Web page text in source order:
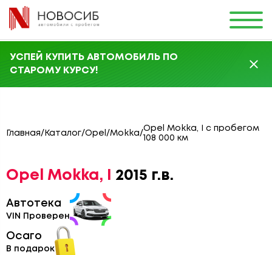
УСПЕЙ КУПИТЬ АВТОМОБИЛЬ ПО
СТАРОМУ КУРСУ!
Главная/ Каталог/Opel /Mokka/
Opel Mokka, I с пробегом
108 000 км
Opel Mokka, I 2015 г.в.
Автотека
VIN Проверен
Осаго
В подарок